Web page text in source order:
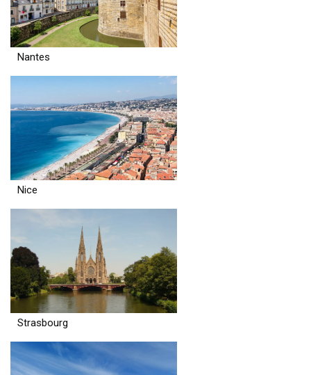
Nantes
Nice
Strasbourg